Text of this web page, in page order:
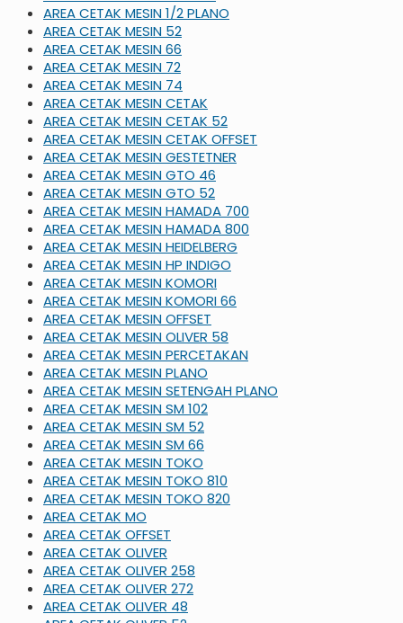
AREA CETAK MESIN 1/2 PLANO
AREA CETAK MESIN 52
AREA CETAK MESIN 66
AREA CETAK MESIN 72
AREA CETAK MESIN 74
AREA CETAK MESIN CETAK
AREA CETAK MESIN CETAK 52
AREA CETAK MESIN CETAK OFFSET
AREA CETAK MESIN GESTETNER
AREA CETAK MESIN GTO 46
AREA CETAK MESIN GTO 52
AREA CETAK MESIN HAMADA 700
AREA CETAK MESIN HAMADA 800
AREA CETAK MESIN HEIDELBERG
AREA CETAK MESIN HP INDIGO
AREA CETAK MESIN KOMORI
AREA CETAK MESIN KOMORI 66
AREA CETAK MESIN OFFSET
AREA CETAK MESIN OLIVER 58
AREA CETAK MESIN PERCETAKAN
AREA CETAK MESIN PLANO
AREA CETAK MESIN SETENGAH PLANO
AREA CETAK MESIN SM 102
AREA CETAK MESIN SM 52
AREA CETAK MESIN SM 66
AREA CETAK MESIN TOKO
AREA CETAK MESIN TOKO 810
AREA CETAK MESIN TOKO 820
AREA CETAK MO
AREA CETAK OFFSET
AREA CETAK OLIVER
AREA CETAK OLIVER 258
AREA CETAK OLIVER 272
AREA CETAK OLIVER 48